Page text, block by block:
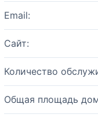
Email:
Сайт:
Количество
Общая площадь